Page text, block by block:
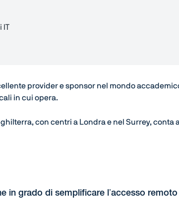
IT
provider e sponsor nel mondo
in cui opera.
con centri a Londra e nel Surrey, conta
in grado di semplificare l’accesso remoto